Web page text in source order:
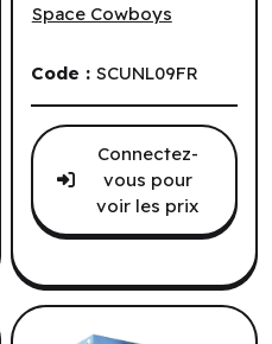
Space Cowboys
Code : SCUNL09FR
Connectez-
vous pour
voir les prix